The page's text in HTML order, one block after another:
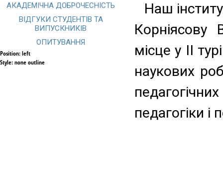
Наш
Корніясову
місце у ІІ
наукових
педагогіки і
АКАДЕМІЧНА ДОБРОЧЕСНІСТЬ
ВІДГУКИ СТУДЕНТІВ ТА
ВИПУСКНИКІВ
ОПИТУВАННЯ
Position:left
Style:none outline